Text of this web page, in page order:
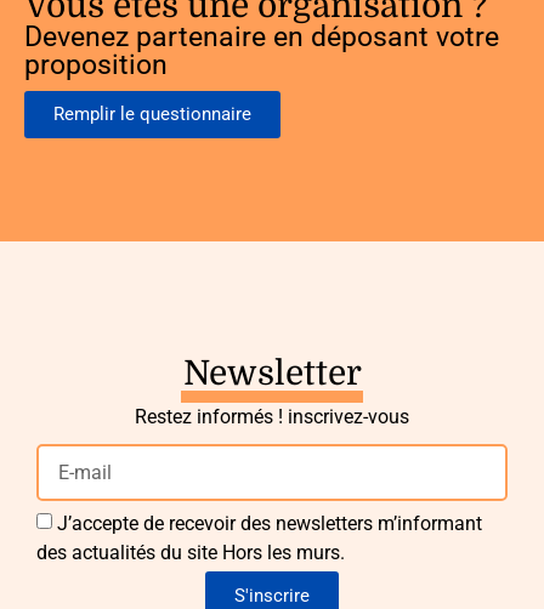
Devenez partenaire en déposant votre
proposition
Remplir le questionnaire
Newsletter
Restez informés ! inscrivez-vous
J’accepte de recevoir des newsletters m’informant
des actualités du site Hors les murs.
S'inscrire